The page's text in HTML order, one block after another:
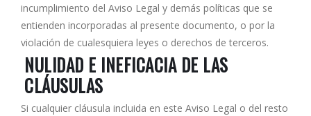
incumplimiento del Aviso Legal y demás políticas que se
entienden incorporadas al presente documento, o por la
violación de cualesquiera leyes o derechos de terceros.
NULIDAD E INEFICACIA DE LAS
CLÁUSULAS
Si cualquier cláusula incluida en este Aviso Legal o del resto